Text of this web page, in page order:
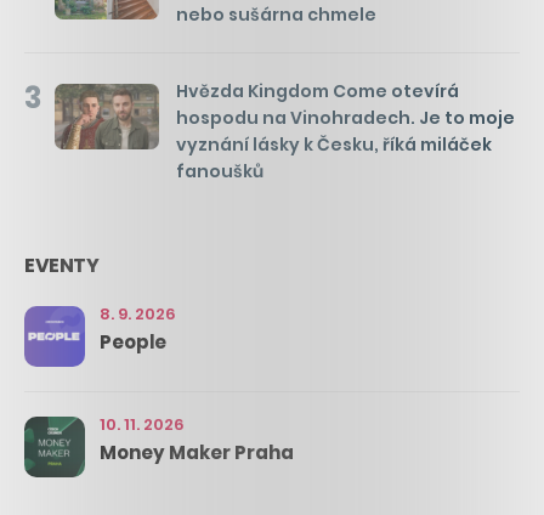
nebo sušárna chmele
3
Hvězda Kingdom Come otevírá
hospodu na Vinohradech. Je to moje
vyznání lásky k Česku, říká miláček
fanoušků
EVENTY
8. 9. 2026
People
10. 11. 2026
Money Maker Praha